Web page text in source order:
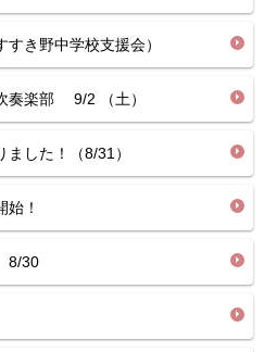
き野中学校支援会）
奏楽部 9/2 （土）
した！（8/31）
！
8/30